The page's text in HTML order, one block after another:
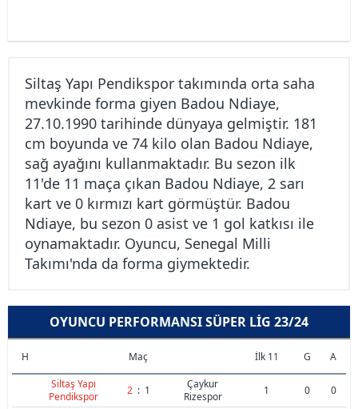
Siltaş Yapı Pendikspor takımında orta saha
mevkinde forma giyen Badou Ndiaye,
27.10.1990 tarihinde dünyaya gelmiştir. 181
cm boyunda ve 74 kilo olan Badou Ndiaye,
sağ ayağını kullanmaktadır. Bu sezon ilk
11'de 11 maça çıkan Badou Ndiaye, 2 sarı
kart ve 0 kırmızı kart görmüştür. Badou
Ndiaye, bu sezon 0 asist ve 1 gol katkısı ile
oynamaktadır. Oyuncu, Senegal Milli
Takımı'nda da forma giymektedir.
OYUNCU PERFORMANSI SÜPER LIG 23/24
H Maç İlk 11 G
A
Siltaş Yapı
Pendikspor
2 : 1
Çaykur
Rizespor
1 0
0